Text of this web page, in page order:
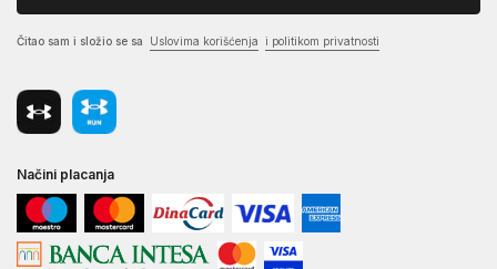
Čitao sam i složio se sa Uslovima korišćenja i politikom privatnosti
Načini placanja